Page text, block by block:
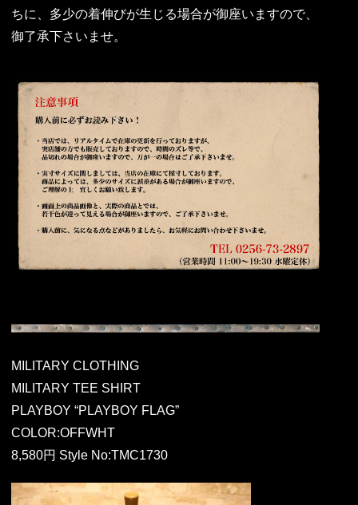
ちに、多少の着伸びが生じる場合が御座いますので、
御了承下さいませ。
MILITARY CLOTHING
MILITARY TEE SHIRT
PLAYBOY “PLAYBOY FLAG”
COLOR:OFFWHT
8,580円 Style No:TMC1730